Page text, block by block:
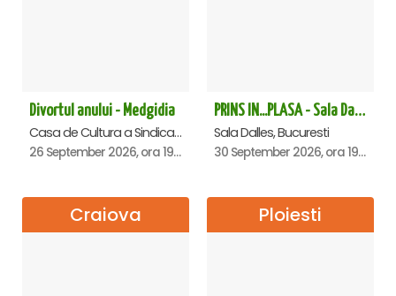
Divortul anului - Medgidia
Casa de Cultura a Sindicatelor Lucian Grigorescu, Medgidia
26 September 2026, ora 19:00
PRINS IN...PLASA - Sala Dalles
Sala Dalles, Bucuresti
30 September 2026, ora 19:30
Craiova Ploiesti